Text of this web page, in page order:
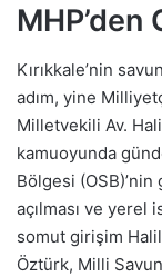
MHP’den
Kırıkkale’nin
adım, yine
Milletvekili Av.
kamuoyunda
Bölgesi (OSB)’nin
açılması ve yerel
somut girişim
Öztürk, Milli